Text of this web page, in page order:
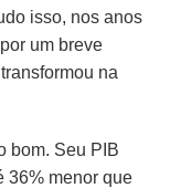
isso, nos anos
um breve
na
bom. Seu PIB
36% menor que